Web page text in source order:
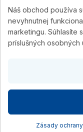
Spoločnosť
1995, je
postelí a
|
Náš obchod používa
nevyhnutnej
marketingu. Súhlasíte
príslušných osobných
Zásady